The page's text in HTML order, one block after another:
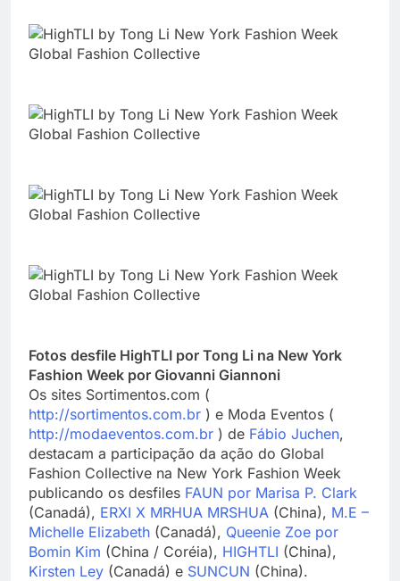
Fotos desfile HighTLI por Tong Li na New York
Fashion Week por Giovanni Giannoni
Os sites Sortimentos.com (
http://sortimentos.com.br ) e Moda Eventos (
http://modaeventos.com.br ) de Fábio Juchen,
destacam a participação da ação do Global
Fashion Collective na New York Fashion Week
publicando os desfiles FAUN por Marisa P. Clark
(Canadá), ERXI X MRHUA MRSHUA (China), M.E –
Michelle Elizabeth (Canadá), Queenie Zoe por
Bomin Kim (China / Coréia), HIGHTLI (China),
Kirsten Ley (Canadá) e SUNCUN (China).